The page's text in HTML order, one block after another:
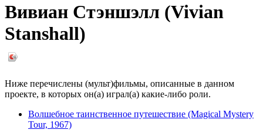
Вивиан Стэншэлл (Vivian
Stanshall)
Ниже перечислены (мульт)фильмы, описанные в данном
проекте, в которых он(а) играл(а) какие-либо роли.
Волшебное таинственное путешествие (Magical Mystery
Tour, 1967)